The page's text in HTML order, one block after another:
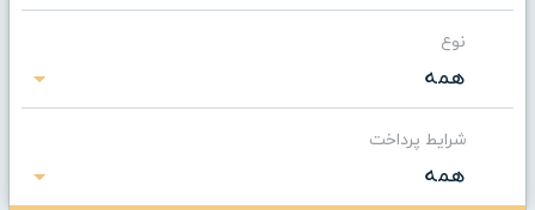
نوع
همه
شرایط پرداخت
همه